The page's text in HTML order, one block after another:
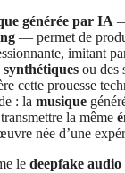
générée par IA
— permet de
imitant
ou des
cette prouesse
: la musique
la même
née d’une
le deepfake audio